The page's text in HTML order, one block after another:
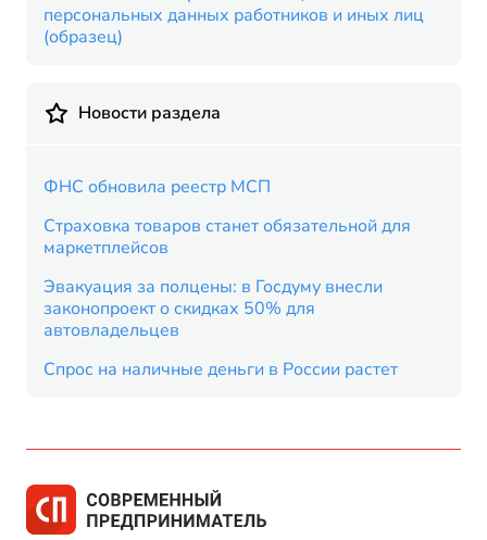
персональных данных работников и иных лиц
(образец)
Новости раздела
ФНС обновила реестр МСП
Страховка товаров станет обязательной для
маркетплейсов
Эвакуация за полцены: в Госдуму внесли
законопроект о скидках 50% для
автовладельцев
Спрос на наличные деньги в России растет